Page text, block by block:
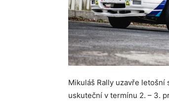
Mikuláš Rally uzavře
uskuteční v termínu 2. – 3.